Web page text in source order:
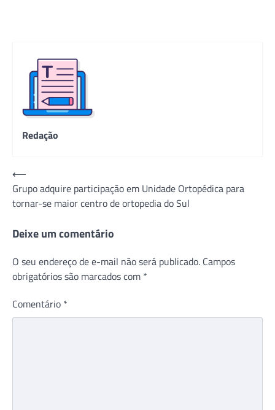
Redação
Navegação
de
Post
⟵
Grupo adquire participação em Unidade Ortopédica para
tornar-se maior centro de ortopedia do Sul
Deixe um comentário
O seu endereço de e-mail não será publicado. Campos
obrigatórios são marcados com *
Comentário *